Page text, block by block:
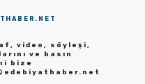
video, söyleşi,
ve basın
bize